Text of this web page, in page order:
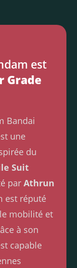
est
Grade
Bandai
une
du
Suit
parAthrun
est réputé
mobilité et
à son
capable